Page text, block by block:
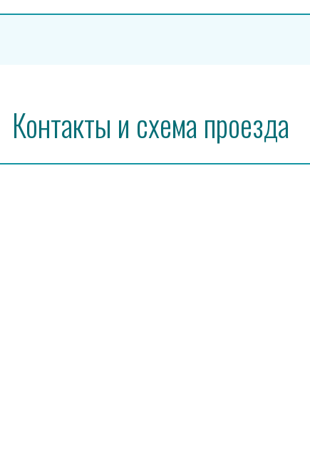
Контакты и схема проезда